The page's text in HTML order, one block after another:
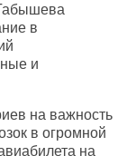
в
и
на важность
в огромной
на